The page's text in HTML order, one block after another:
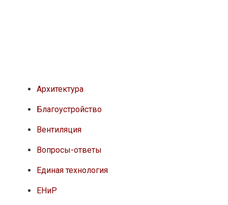
Архитектура
Благоустройство
Вентиляция
Вопросы-ответы
Единая технология
ЕНиР